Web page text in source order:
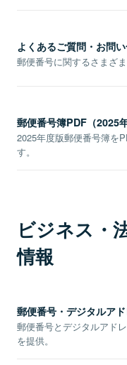
よくあるご質問・お問
郵便番号に関するさまざ
郵便番号簿PDF（2025
2025年度版郵便番号簿を
す。
ビジネス・
情報
郵便番号・デジタルア
郵便番号とデジタルアド
を提供。